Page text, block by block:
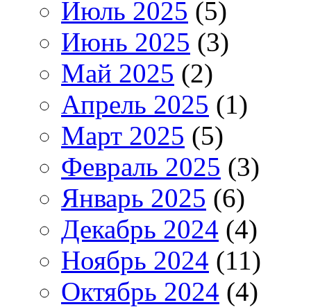
Июль 2025 (5)
Июнь 2025 (3)
Май 2025 (2)
Апрель 2025 (1)
Март 2025 (5)
Февраль 2025 (3)
Январь 2025 (6)
Декабрь 2024 (4)
Ноябрь 2024 (11)
Октябрь 2024 (4)